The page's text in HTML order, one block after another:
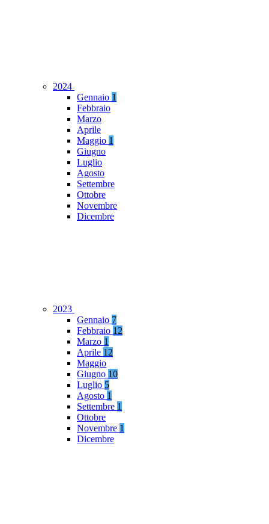
2024
Gennaio 1
Febbraio
Marzo
Aprile
Maggio 1
Giugno
Luglio
Agosto
Settembre
Ottobre
Novembre
Dicembre
2023
Gennaio 7
Febbraio 12
Marzo 1
Aprile 12
Maggio
Giugno 10
Luglio 5
Agosto 1
Settembre 1
Ottobre
Novembre 1
Dicembre